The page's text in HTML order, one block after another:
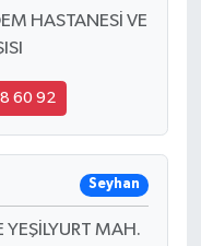
HASTANESİ VE
60 92
Seyhan
YEŞİLYURT MAH.